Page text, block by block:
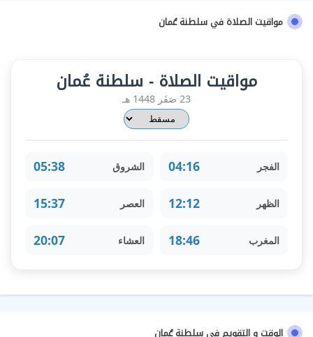
مواقيت الصلاة في سلطنة عُمان
مواقيت الصلاة - سلطنة عُمان
23 صَفَر 1448 هـ
الفجر 04:16 الشروق 05:38
الظهر 12:12 العصر 15:37
المغرب 18:46 العشاء 20:07
الوقت و التقويم في سلطنة عُمان